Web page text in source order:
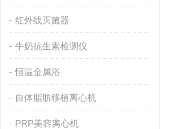
红外线灭菌器
牛奶抗生素检测仪
恒温金属浴
自体脂肪移植离心机
PRP美容离心机